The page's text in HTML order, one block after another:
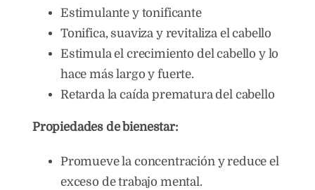
Estimulante y tonificante
Tonifica, suaviza y revitaliza el cabello
Estimula el crecimiento del cabello y lo
hace más largo y fuerte.
Retarda la caída prematura del cabello
Propiedades de bienestar:
Promueve la concentración y reduce el
exceso de trabajo mental.